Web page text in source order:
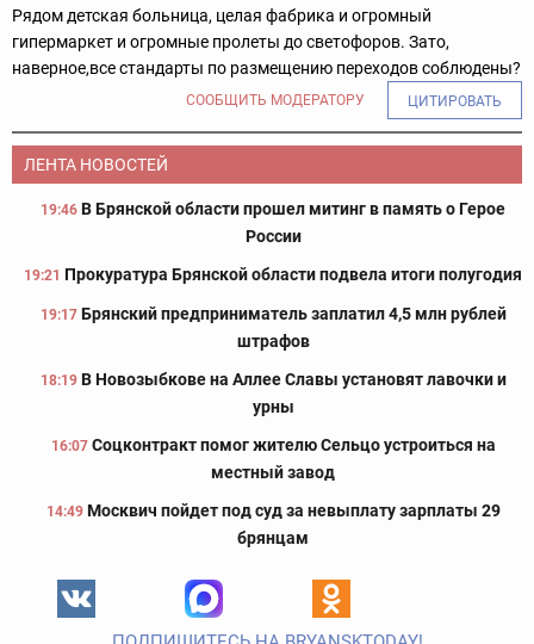
Рядом детская больница, целая фабрика и огромный
гипермаркет и огромные пролеты до светофоров. Зато,
наверное,все стандарты по размещению переходов соблюдены?
СООБЩИТЬ МОДЕРАТОРУ ЦИТИРОВАТЬ
ЛЕНТА НОВОСТЕЙ
19:46 В Брянской области прошел митинг в память о Герое
России
19:21 Прокуратура Брянской области подвела итоги полугодия
19:17 Брянский предприниматель заплатил 4,5 млн рублей
штрафов
18:19 В Новозыбкове на Аллее Славы установят лавочки и
урны
16:07 Соцконтракт помог жителю Сельцо устроиться на
местный завод
14:49 Москвич пойдет под суд за невыплату зарплаты 29
брянцам